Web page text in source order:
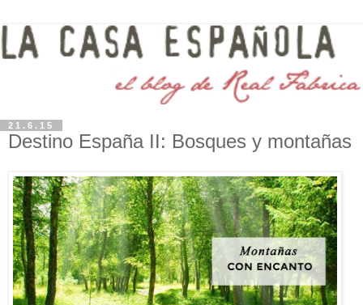
21.6.15
Destino España II: Bosques y montañas